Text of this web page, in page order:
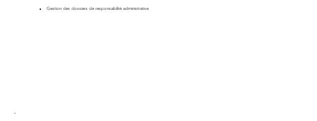
Gestion des dossiers de responsabilité administrative